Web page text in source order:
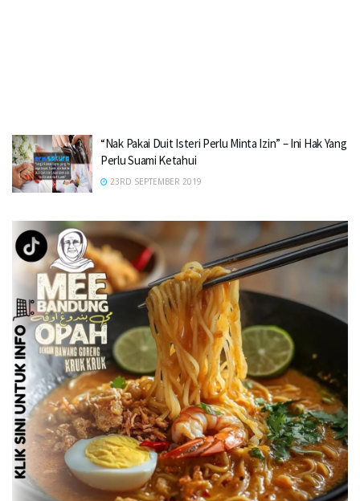
“Nak Pakai Duit Isteri Perlu Minta Izin” – Ini Hak Yang
Perlu Suami Ketahui
23RD SEPTEMBER 2019